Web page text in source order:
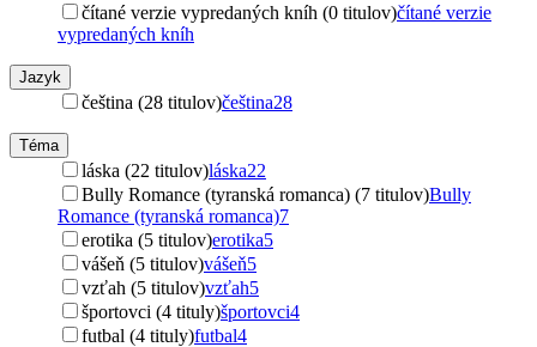
čítané verzie vypredaných kníh (0 titulov)čítané verzie
vypredaných kníh
Jazyk
čeština (28 titulov)čeština28
Téma
láska (22 titulov)láska22
Bully Romance (tyranská romanca) (7 titulov)Bully
Romance (tyranská romanca)7
erotika (5 titulov)erotika5
vášeň (5 titulov)vášeň5
vzťah (5 titulov)vzťah5
športovci (4 tituly)športovci4
futbal (4 tituly)futbal4